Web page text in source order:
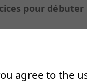
pour débuter
bâtiment P
extérieur
selon la
agree to the